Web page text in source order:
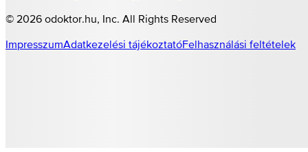
© 2026 odoktor.hu , Inc. All Rights Reserved
ImpresszumAdatkezelési tájékoztatóFelhasználási feltételek